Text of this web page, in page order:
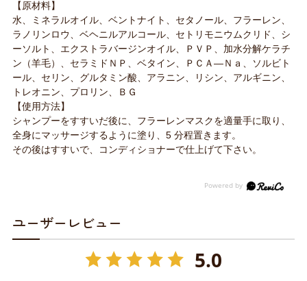
【原材料】
水、ミネラルオイル、ベントナイト、セタノール、フラーレン、
ラノリンロウ、ベヘニルアルコール、セトリモニウムクリド、シ
ーソルト、エクストラバージンオイル、ＰＶＰ、加水分解ケラチ
ン（羊毛）、セラミドＮＰ、ベタイン、ＰＣＡ―Ｎａ、ソルビト
ール、セリン、グルタミン酸、アラニン、リシン、アルギニン、
トレオニン、プロリン、ＢＧ
【使用方法】
シャンプーをすすいだ後に、フラーレンマスクを適量手に取り、
全身にマッサージするように塗り、5 分程置きます。
その後はすすいで、コンディショナーで仕上げて下さい。
ユーザーレビュー
5.0